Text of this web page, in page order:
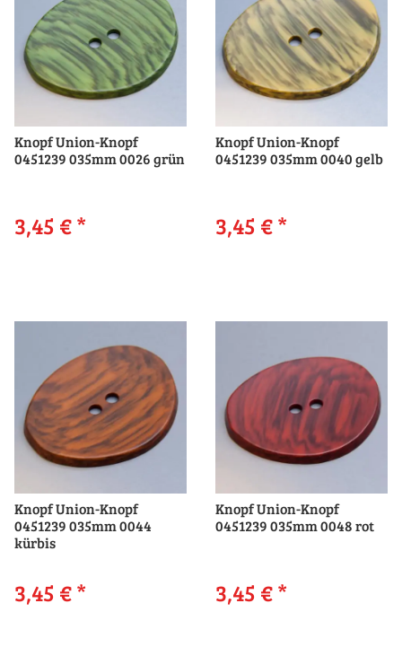
Knopf Union-Knopf
0451239 035mm 0026 grün
3,45 €*
Knopf Union-Knopf
0451239 035mm 0040 gelb
3,45 €*
Knopf Union-Knopf
0451239 035mm 0044
kürbis
3,45 €*
Knopf Union-Knopf
0451239 035mm 0048 rot
3,45 €*